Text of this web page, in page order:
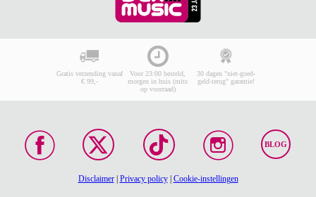
Gratis verzending vanaf
€ 99,-
Voor 23:00 besteld,
morgen in huis (mits
op voorraad)
30 dagen "niet-goed-
geld-terug" garantie!
BLOG
Disclaimer| Privacy policy| Cookie-instellingen